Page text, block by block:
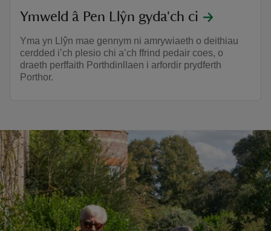
Ymweld â Pen Llŷn gyda'ch ci
Yma yn Llŷn mae gennym ni amrywiaeth o deithiau
cerdded i’ch plesio chi a’ch ffrind pedair coes, o
draeth perffaith Porthdinllaen i arfordir prydferth
Porthor.